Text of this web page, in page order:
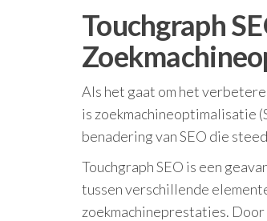
Touchgraph
Als het gaat om het
is zoekmachineoptimalisatie
benadering van SEO die
Touchgraph SEO is een
tussen verschillende
zoekmachineprestaties.